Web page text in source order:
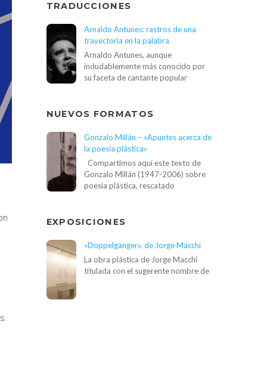
TRADUCCIONES
Arnaldo Antunes: rastros de una
trayectoria en la palabra
Arnaldo Antunes, aunque
indudablemente más conocido por
su faceta de cantante popular
NUEVOS FORMATOS
Gonzalo Millán – «Apuntes acerca de
la poesía plástica»
Compartimos aquí este texto de
Gonzalo Millán (1947-2006) sobre
poesía plástica, rescatado
EXPOSICIONES
«Doppelgänger», de Jorge Macchi
La obra plástica de Jorge Macchi
titulada con el sugerente nombre de